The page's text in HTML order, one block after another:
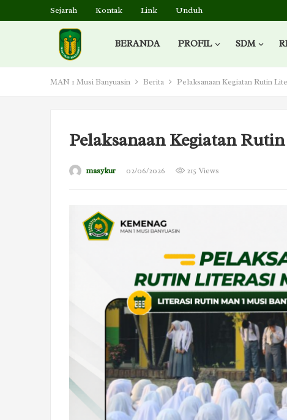
Sejarah Kontak Link Unduh
BERANDA PROFIL SDM
MAN 1 Musi Banyuasin Berita Pelaksanaan Kegiatan Rutin
Pelaksanaan Kegiatan
masykur 02/06/2026 215 Views